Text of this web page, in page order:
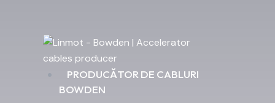
PRODUCĂTOR DE CABLURI
BOWDEN